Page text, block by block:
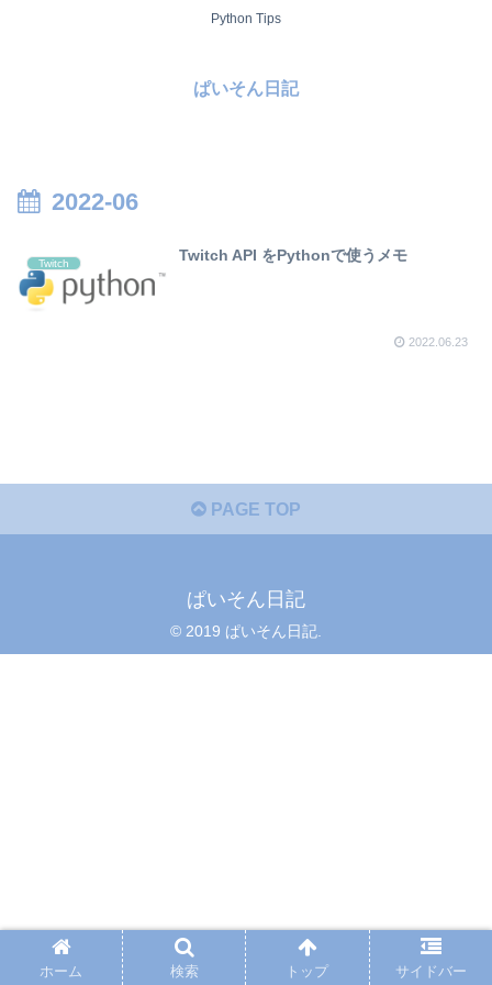
Python Tips
ぱいそん日記
2022-06
Twitch Twitch API をPythonで使うメモ
2022.06.23
PAGE TOP
ぱいそん日記
© 2019 ぱいそん日記.
ホーム 検索 トップ サイドバー